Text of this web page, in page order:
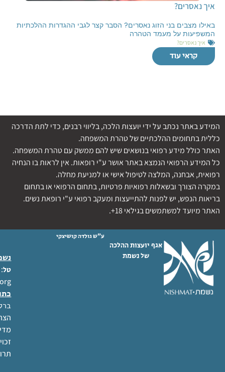
איך נאסרים?
באילו מצבים בני הזוג נאסרים? הסבר קצר לגבי ההגדרות ההלכתיות
המשפיעות על מעמד הטהרה
איך נאסרים?
קראי עוד
המידע באתר נכתב על ידי יועצות הלכה, בליווי רבנים, כדי לתת הדרכה
כללית בתחומים ההלכתיים של טהרת המשפחה.
האתר כולל מידע רפואי בנושאים שיש להם ממשק עם טהרת המשפחה.
כל המידע הרפואי הנמצא באתר אושר ע"י רופאות. אין לראות בו הנחיה
רפואית, אבחנה, המלצה לטיפול אישי או למניעת מחלה.
במקרה הצורך ובשאלות רפואיות פרטיות, בתחום הרפואי או בתחום
בריאות הנפש, יש לפנות להתייעצות ומעקב רפואי ע"י רופאת נשים.
האתר מיועד למשתמשים בגילאי 18+.
אגף יועצות ההלכה
של נשמת
ע"ש גולדה קושיצקי
טל: 02-6404333
ברל